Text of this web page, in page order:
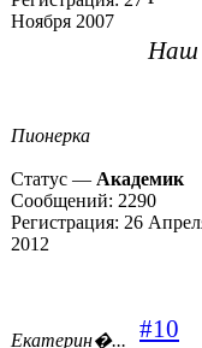
Ноября 2007
Наш
Пионерка
Статус — Академик
Сообщений: 2290
Регистрация: 26
2012
Екатерин�...
#10